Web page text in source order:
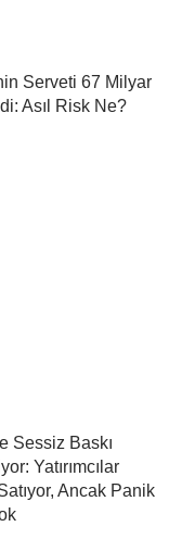
Serveti 67 Milyar
Asıl Risk Ne?
Sessiz Baskı
Yatırımcılar
Ancak Panik